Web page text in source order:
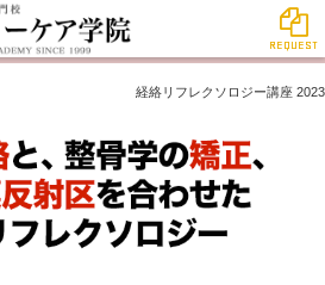
経絡リフレクソロジー講座 2023
REQUEST